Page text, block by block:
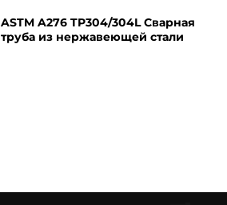
ASTM A276 TP304/304L Сварная
труба из нержавеющей стали